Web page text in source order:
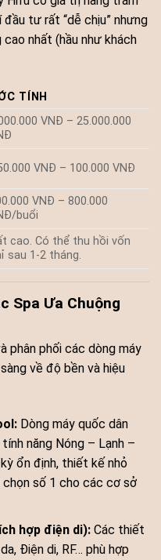
tư rất “dễ chịu” nhưng
nhất (hầu như khách
TÍNH
VNĐ – 25.000.000
VNĐ – 100.000 VNĐ
VNĐ – 800.000
buổi
cao. Có thể thu hồi vốn
sau 1-2 tháng.
Spa Ưa Chuộng
phân phối các dòng máy
về độ bền và hiệu
Dòng máy quốc dân
năng Nóng – Lạnh –
ổn định, thiết kế nhỏ
chọn số 1 cho các cơ sở
hợp điện di): Các thiết
Điện di, RF… phù hợp